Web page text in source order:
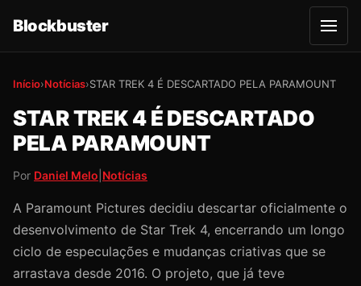
Blockbuster
A
b
r
r
m
Início›Notícias›STAR TREK 4 É DESCARTADO PELA PARAMOUNT
STAR TREK 4 É DESCARTADO
PELA PARAMOUNT
Por Daniel Melo Notícias
A Paramount Pictures decidiu descartar oficialmente o
desenvolvimento de Star Trek 4, encerrando um longo
ciclo de especulações e mudanças criativas que se
arrastava desde 2016. O projeto, que já teve